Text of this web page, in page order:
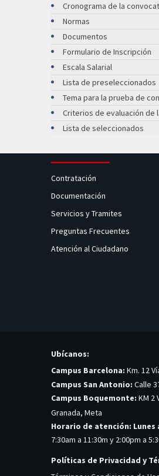
Cronograma de la
Normas
Documentos
Formulario de Inscripción
Escala Salarial
Lista de preseleccionados
Tema para la prueba de
Criterios de evaluación de
Lista de seleccionados
Contratación
Documentación
Servicios y Tramites
Preguntas Frecuentes
Atención al Ciudadano
Ubícanos:
Campus Barcelona: Km. 12
Campus San Antonio: Calle
Campus Boquemonte: KM 2
Granada, Meta
Horario de atención: Lunes
7:30am a 11:30m y 2:00pm a
Políticas de Privacidad y